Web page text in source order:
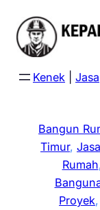
content
Kenek Jasa
Bangun
Timur,
Rumah,
Proyek,